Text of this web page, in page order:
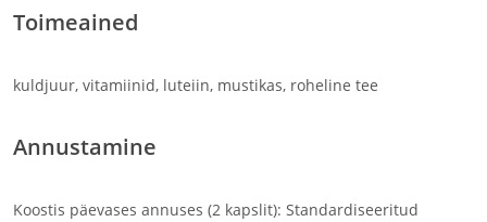
Toimeained
kuldjuur, vitamiinid, luteiin, mustikas, roheline tee
Annustamine
Koostis päevases annuses (2 kapslit): Standardiseeritud